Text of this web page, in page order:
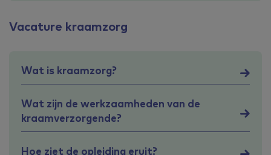
Vacature kraamzorg
Wat is kraamzorg?
Wat zijn de werkzaamheden van de
kraamverzorgende?
Hoe ziet de opleiding eruit?